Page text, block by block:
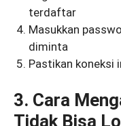
terdaftar
Masukkan
diminta
Pastikan koneksi
3. Cara
Tidak Bisa